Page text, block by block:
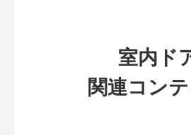
室内ド
関連コン